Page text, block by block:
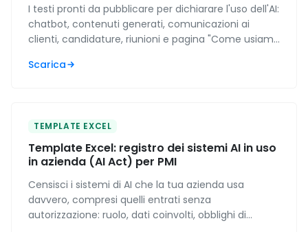
I testi pronti da pubblicare per dichiarare l'uso dell'AI:
chatbot, contenuti generati, comunicazioni ai
clienti, candidature, riunioni e pagina "Come usiamo
Scarica
TEMPLATE EXCEL
Template Excel: registro dei sistemi AI in uso
in azienda (AI Act) per PMI
Censisci i sistemi di AI che la tua azienda usa
davvero, compresi quelli entrati senza
autorizzazione: ruolo, dati coinvolti, obblighi di